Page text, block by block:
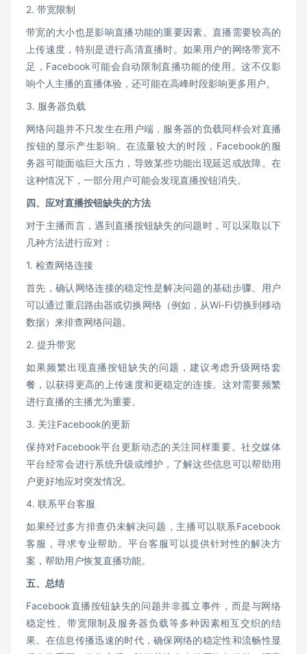
2. 带宽限制
带宽的大小也是影响直播功能的重要因素。直播需要较高的
上传速度，特别是进行高清直播时。如果用户的网络带宽不
足，Facebook可能会自动限制直播功能的使用。这不仅影
响个人主播的直播体验，还可能在高峰时段影响更多用户。
3. 服务器负载
网络问题并不只发生在用户端，服务器的负载同样会对直播
按钮的显示产生影响。在流量较大的时段，Facebook的服
务器可能面临巨大压力，导致某些功能出现延迟或故障。在
这种情况下，一部分用户可能会发现直播按钮消失。
四、应对直播按钮缺失的方法
对于主播而言，遇到直播按钮缺失的问题时，可以采取以下
几种方法进行应对：
1. 检查网络连接
首先，确认网络连接的稳定性是解决问题的基础步骤。用户
可以通过重启路由器或切换网络（例如，从Wi-Fi切换到移动
数据）来排查网络问题。
2. 提升带宽
如果频繁出现直播按钮缺失的问题，建议考虑升级网络套
餐，以获得更高的上传速度和更稳定的连接。这对需要频繁
进行直播的主播尤为重要。
3. 关注Facebook的更新
保持对Facebook平台更新动态的关注同样重要。社交媒体
平台经常会进行系统升级或维护，了解这些信息可以帮助用
户更好地应对突发情况。
4. 联系平台客服
如果经过多方排查仍未解决问题，主播可以联系Facebook
客服，寻求专业帮助。平台客服可以提供针对性的解决方
案，帮助用户恢复直播功能。
五、总结
Facebook直播按钮缺失的问题并非孤立事件，而是与网络
稳定性、带宽限制及服务器负载等多种因素相互交织的结
果。在信息传播迅速的时代，确保网络的稳定性和流畅性显